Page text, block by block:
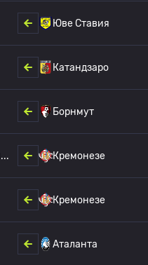
Юве Ставия
Катандзаро
Борнмут
Кремонезе
Кремонезе
Аталанта